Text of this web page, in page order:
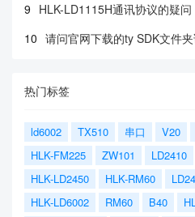
9 HLK-LD1115H通讯协议的疑问
10 请问官网下载的ty SDK文件
热门标签
ld6002 TX510 串口 V20
HLK-FM225
ZW101 LD2410
HLK-LD2450
HLK-RM60
HLK-LD6002
RM60 B40